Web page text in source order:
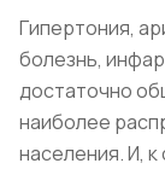
Гипертония,
болезнь,
достаточно
наиболее
населения. И,